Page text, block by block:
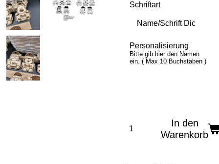
Schriftart
Personalisierung
Bitte gib hier den Namen
ein. ( Max 10 Buchstaben )
In den
Warenkorb